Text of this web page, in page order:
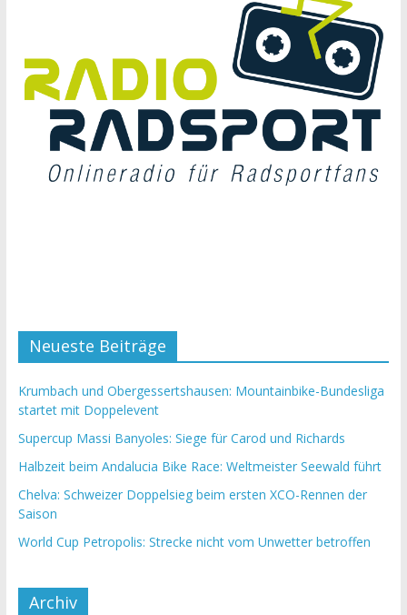
Neueste Beiträge
Krumbach und Obergessertshausen: Mountainbike-Bundesliga
startet mit Doppelevent
Supercup Massi Banyoles: Siege für Carod und Richards
Halbzeit beim Andalucia Bike Race: Weltmeister Seewald führt
Chelva: Schweizer Doppelsieg beim ersten XCO-Rennen der
Saison
World Cup Petropolis: Strecke nicht vom Unwetter betroffen
Archiv